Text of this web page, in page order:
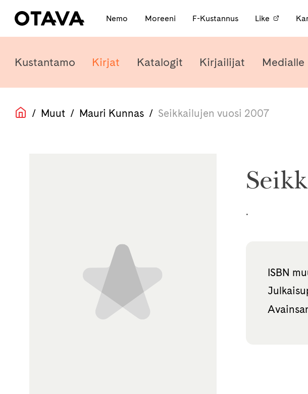
Nemo Moreeni F-Kustannus Like
Kustantamo Kirjat Katalogit Kirjailijat Medialle
/ Muut / Mauri Kunnas / Seikkailujen vuosi 2007
.
ISBN